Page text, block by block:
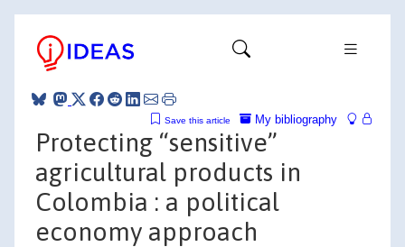
My bibliography
Save this article
Protecting “sensitive”
agricultural products in
Colombia : a political
economy approach